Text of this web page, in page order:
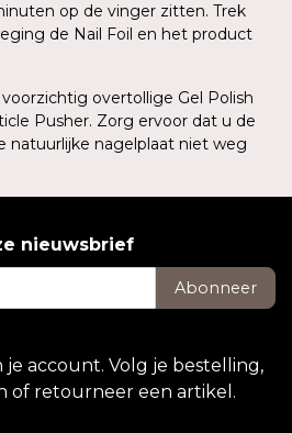
op de vinger zitten. Trek
de Nail Foil en het product
overtollige Gel Polish
Pusher. Zorg ervoor dat u de
natuurlijke nagelplaat niet weg
nieuwsbrief
Abonneer
je account. Volg je bestelling,
of retourneer een artikel.